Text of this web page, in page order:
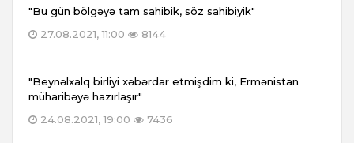
"Bu gün bölgəyə tam sahibik, söz sahibiyik"
27.08.2021, 11:00
8144
"Beynəlxalq birliyi xəbərdar etmişdim ki, Ermənistan
müharibəyə hazırlaşır"
24.08.2021, 19:00
7436